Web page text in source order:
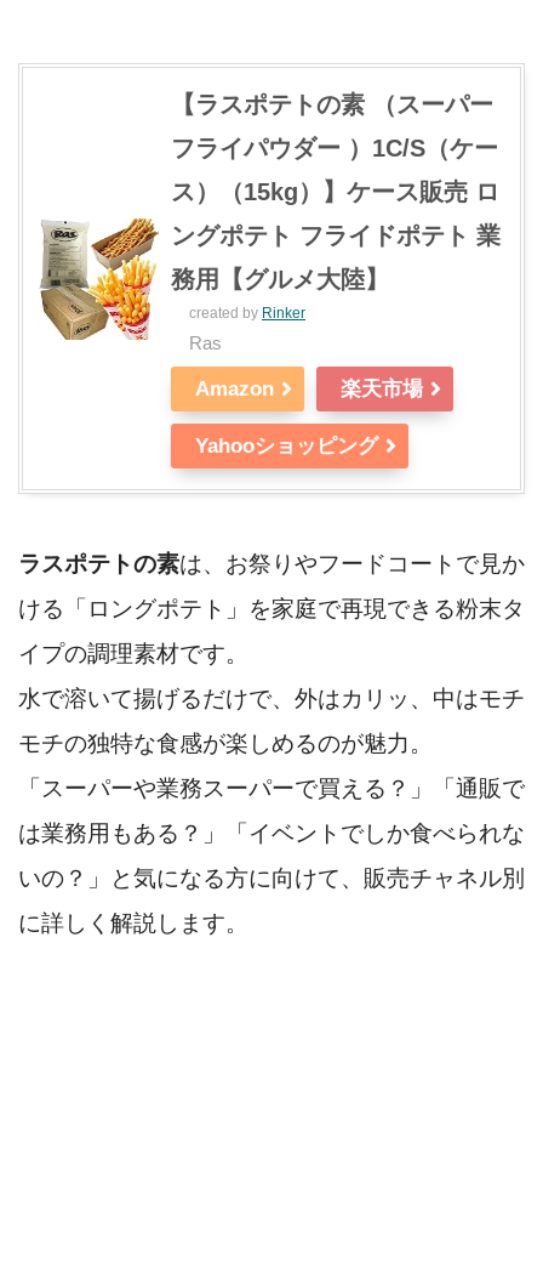
【ラスポテトの素 （スーパー
フライパウダー ）1C/S（ケー
ス）（15kg）】ケース販売 ロ
ングポテト フライドポテト 業
務用【グルメ大陸】
created by Rinker
Ras
Amazon 楽天市場
Yahooショッピング
ラスポテトの素は、お祭りやフードコートで見か
ける「ロングポテト」を家庭で再現できる粉末タ
イプの調理素材です。
水で溶いて揚げるだけで、外はカリッ、中はモチ
モチの独特な食感が楽しめるのが魅力。
「スーパーや業務スーパーで買える？」「通販で
は業務用もある？」「イベントでしか食べられな
いの？」と気になる方に向けて、販売チャネル別
に詳しく解説します。